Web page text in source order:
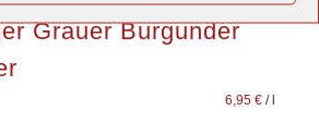
Grauer Burgunder
6,95 € /l